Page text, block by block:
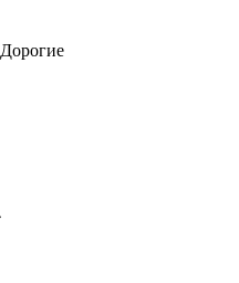
Дорогие